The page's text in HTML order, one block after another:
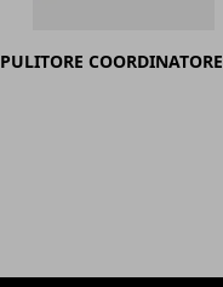
PULITORE COORDINATORE